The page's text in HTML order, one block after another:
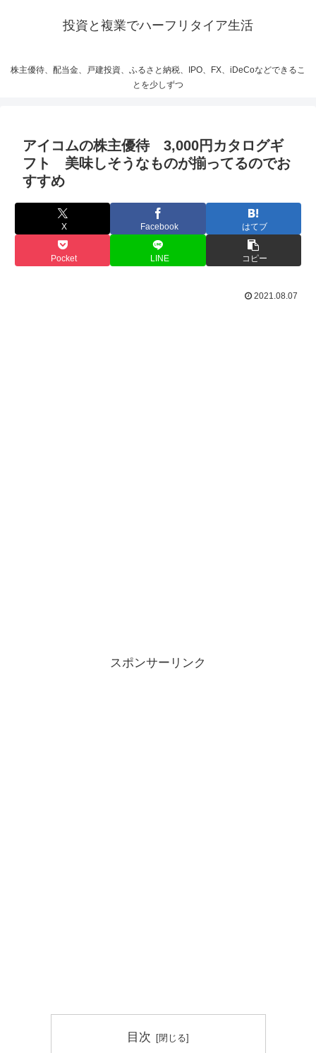
投資と複業でハーフリタイア生活
株主優待、配当金、戸建投資、ふるさと納税、IPO、FX、iDeCoなどできるこ
とを少しずつ
アイコムの株主優待 3,000円カタログギ
フト 美味しそうなものが揃ってるのでお
すすめ
X Facebook はてブ
Pocket LINE コピー
2021.08.07
スポンサーリンク
目次